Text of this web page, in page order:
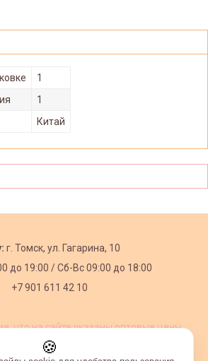
1
1
Китай
г. Томск, ул. Гагарина, 10
до 19:00 /Сб-Вс 09:00 до 18:00
+7 901 611 42 10
что на сайте указаны оптовые цены,
🍪